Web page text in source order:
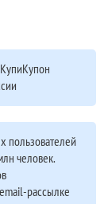
пользователей
человек.
рассылке